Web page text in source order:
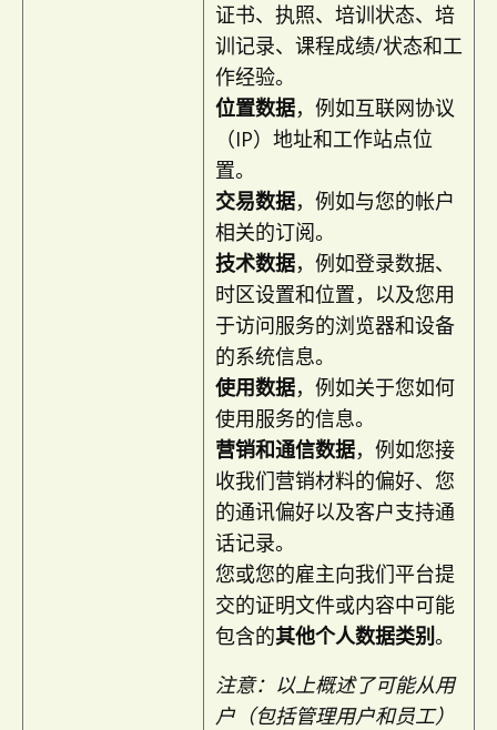
证书、执照、培训状态、培
训记录、课程成绩/状态和工
作经验。
位置数据，例如互联网协议
（IP）地址和工作站点位
置。
交易数据，例如与您的帐户
相关的订阅。
技术数据，例如登录数据、
时区设置和位置，以及您用
于访问服务的浏览器和设备
的系统信息。
使用数据，例如关于您如何
使用服务的信息。
营销和通信数据，例如您接
收我们营销材料的偏好、您
的通讯偏好以及客户支持通
话记录。
您或您的雇主向我们平台提
交的证明文件或内容中可能
包含的其他个人数据类别。
注意：以上概述了可能从用
户（包括管理用户和员工）